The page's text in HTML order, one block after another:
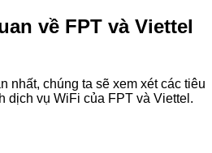
về FPT và Viettel
nhất, chúng ta sẽ xem xét các tiêu
dịch vụ WiFi của FPT và Viettel.